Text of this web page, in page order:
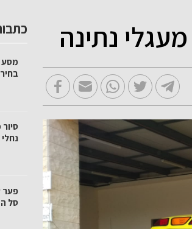
נתינה
מסע
סל